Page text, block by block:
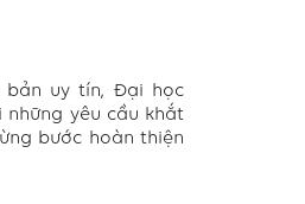
bản uy tín, Đại học
những yêu cầu khắt
bước hoàn thiện